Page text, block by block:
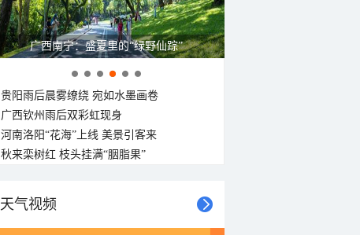
广西南宁：盛夏里的“绿野仙踪”
贵阳雨后晨雾缭绕 宛如水墨画卷
广西钦州雨后双彩虹现身
河南洛阳“花海”上线 美景引客来
秋来栾树红 枝头挂满“胭脂果”
天气视频